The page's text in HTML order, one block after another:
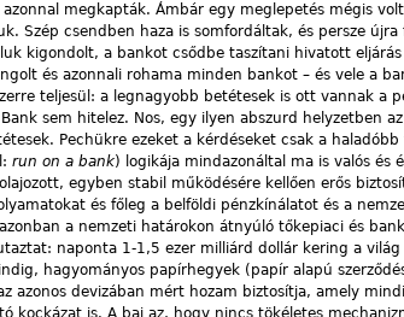
megkapták. Ámbár egy meglepetés mégis
Szép csendben haza is somfordáltak, és persze
kigondolt, a bankot csődbe taszítani hivatott
és azonnali rohama minden bankot – és vele a
teljesül: a legnagyobb betétesek is ott vannak a
sem hitelez. Nos, egy ilyen abszurd helyzetben
Pechükre ezeket a kérdéseket csak a
run on a bank) logikája mindazonáltal ma is valós és
egyben stabil működésére kellően erős
és főleg a belföldi pénzkínálatot és a
a nemzeti határokon átnyúló tőkepiaci és
naponta 1-1,5 ezer milliárd dollár kering a
hagyományos papírhegyek (papír alapú
azonos devizában mért hozam biztosítja, amely
kockázat is. A baj az, hogy nincs tökéletes